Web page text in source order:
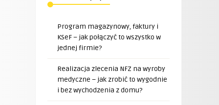
Program magazynowy, faktury i
KSeF – jak połączyć to wszystko w
jednej firmie?
Realizacja zlecenia NFZ na wyroby
medyczne – jak zrobić to wygodnie
i bez wychodzenia z domu?